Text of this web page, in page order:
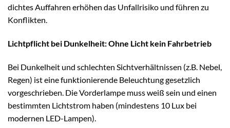
dichtes Auffahren erhöhen das Unfallrisiko und führen zu
Konflikten.
Lichtpflicht bei Dunkelheit: Ohne Licht kein Fahrbetrieb
Bei Dunkelheit und schlechten Sichtverhältnissen (z.B. Nebel,
Regen) ist eine funktionierende Beleuchtung gesetzlich
vorgeschrieben. Die Vorderlampe muss weiß sein und einen
bestimmten Lichtstrom haben (mindestens 10 Lux bei
modernen LED-Lampen).